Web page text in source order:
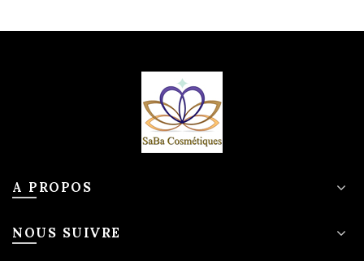
A PROPOS
NOUS SUIVRE